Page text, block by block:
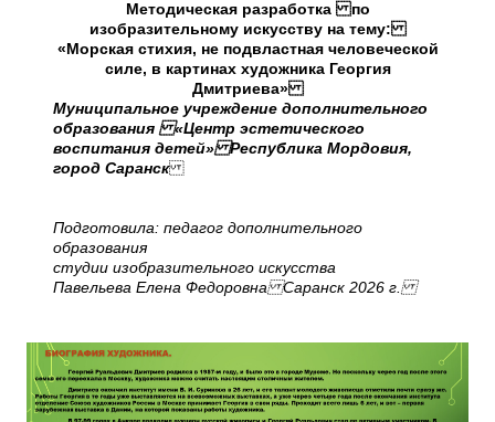
Методическая разработка по
изобразительному искусству на тему:
«Морская стихия, не подвластная человеческой
силе, в картинах художника Георгия
Дмитриева»
Муниципальное учреждение дополнительного
образования «Центр эстетического
воспитания детей» Республика Мордовия,
город Саранск
Подготовила: педагог дополнительного
образования
студии изобразительного искусства
Павельева Елена Федоровна Саранск 2026 г.